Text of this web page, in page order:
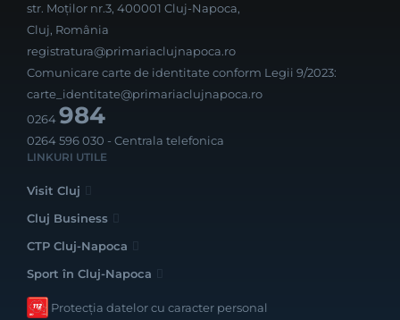
str. Moților nr.3, 400001 Cluj-Napoca,
Cluj, România
registratura@primariaclujnapoca.ro
Comunicare carte de identitate conform Legii 9/2023:
carte_identitate@primariaclujnapoca.ro
0264984
0264 596 030 - Centrala telefonica
LINKURI UTILE
Visit Cluj
Cluj Business
CTP Cluj-Napoca
Sport în Cluj-Napoca
Protecția datelor cu caracter personal